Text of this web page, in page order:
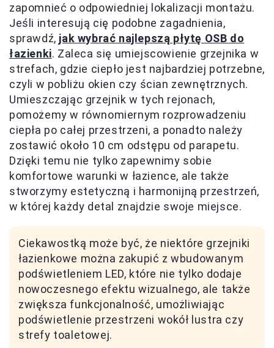
zapomnieć o odpowiedniej lokalizacji montażu.
Jeśli interesują cię podobne zagadnienia,
sprawdź, jak wybrać najlepszą płytę OSB do
łazienki. Zaleca się umiejscowienie grzejnika w
strefach, gdzie ciepło jest najbardziej potrzebne,
czyli w pobliżu okien czy ścian zewnętrznych.
Umieszczając grzejnik w tych rejonach,
pomożemy w równomiernym rozprowadzeniu
ciepła po całej przestrzeni, a ponadto należy
zostawić około 10 cm odstępu od parapetu.
Dzięki temu nie tylko zapewnimy sobie
komfortowe warunki w łazience, ale także
stworzymy estetyczną i harmonijną przestrzeń,
w której każdy detal znajdzie swoje miejsce.
Ciekawostką może być, że niektóre grzejniki
łazienkowe można zakupić z wbudowanym
podświetleniem LED, które nie tylko dodaje
nowoczesnego efektu wizualnego, ale także
zwiększa funkcjonalność, umożliwiając
podświetlenie przestrzeni wokół lustra czy
strefy toaletowej.